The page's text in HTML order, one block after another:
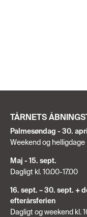
TÅRNETS
Palmesøndag - 30.
Weekend og helligdage
Maj - 15. sept.
Dagligt kl. 10.00-17.00
16. sept. – 30. sept. +
efterårsferien
Dagligt og weekend kl.